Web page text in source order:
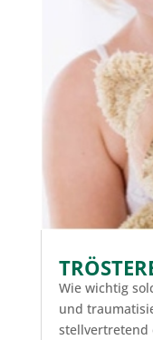
Wie wichtig
und
stellvertretend